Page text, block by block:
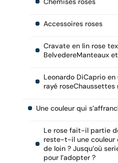
Accessoires roses
Cravate en lin rose
BelvedereManteaux
Leonardo DiCaprio
rayé roseChaussettes
Une couleur qui
Le rose fait-il partie
reste-t-il une couleur
de loin ? Jusqu’où
pour l’adopter ?